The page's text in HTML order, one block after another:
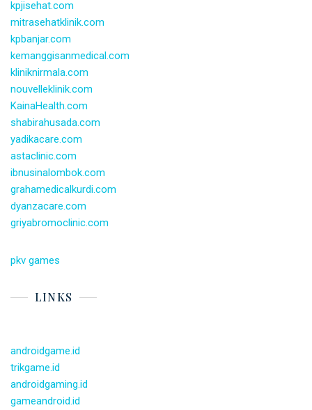
kpjisehat.com
mitrasehatklinik.com
kpbanjar.com
kemanggisanmedical.com
kliniknirmala.com
nouvelleklinik.com
KainaHealth.com
shabirahusada.com
yadikacare.com
astaclinic.com
ibnusinalombok.com
grahamedicalkurdi.com
dyanzacare.com
griyabromoclinic.com
pkv games
LINKS
androidgame.id
trikgame.id
androidgaming.id
gameandroid.id